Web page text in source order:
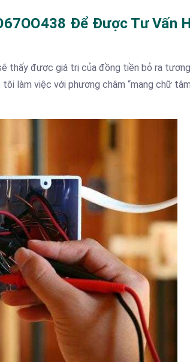
Để Được Tư Vấn
thấy được giá trị của đồng tiền bỏ ra
làm việc với phương châm “mang chữ